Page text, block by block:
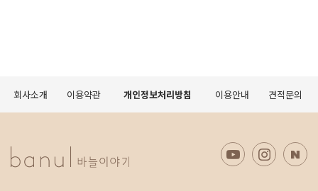
회사소개 이용약관 개인정보처리방침 이용안내 견적문의